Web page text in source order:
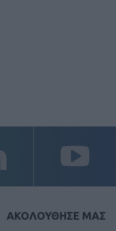
ΑΚΟΛΟΥΘΗΣΕ ΜΑΣ